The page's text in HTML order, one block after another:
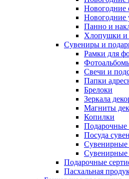
Новогодние
Новогодние
Панно и
Хлопушки и
Сувениры и
Рамки для
Свечи и
Папки
Брелоки
Зеркала
Магниты
Копилки
Подарочные
Посуда
Сувенирные
Сувенирные
Подарочные
Пасхальная